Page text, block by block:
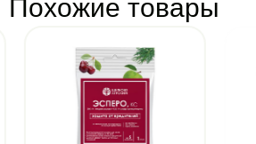
Похожие товары